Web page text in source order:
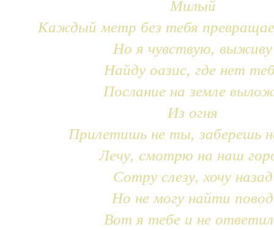
Милый
Каждый метр без тебя
Но я чувствую, выживу
Найду оазис, где нет
Послание на земле
Из огня
Прилетишь не ты, заберешь
Лечу, смотрю на наш
Сотру слезу, хочу назад
Но не могу найти повод
Вот я тебе и не